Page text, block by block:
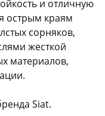
и отличную
острым краям
сорняков,
жесткой
материалов,
Siat.
в 2 недели